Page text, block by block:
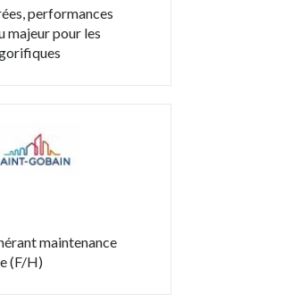
performances
majeur pour les
maintenance
(F/H)